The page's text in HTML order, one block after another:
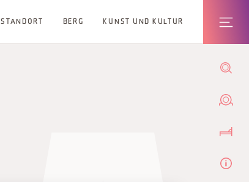
STANDORT BERG KUNST UND KULTUR